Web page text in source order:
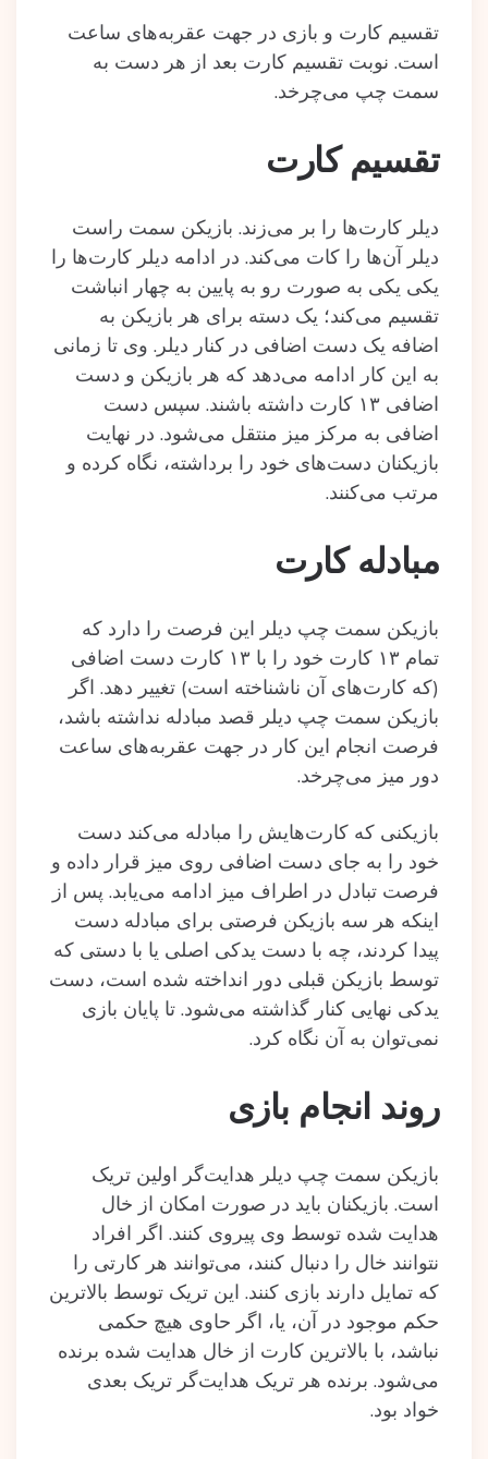
تقسیم کارت و بازی در جهت عقربه‌های ساعت
است. نوبت تقسیم کارت بعد از هر دست به
سمت چپ می‌چرخد.
تقسیم کارت
دیلر کارت‌ها را بر می‌زند. بازیکن سمت راست
دیلر آن‌ها را کات می‌کند. در ادامه دیلر کارت‌ها را
یکی یکی به صورت رو به پایین به چهار انباشت
تقسیم می‌کند؛ یک دسته برای هر بازیکن به
اضافه یک دست اضافی در کنار دیلر. وی تا زمانی
به این کار ادامه می‌دهد که هر بازیکن و دست
اضافی ۱۳ کارت داشته باشند. سپس دست
اضافی به مرکز میز منتقل می‌شود. در نهایت
بازیکنان دست‌های خود را برداشته، نگاه کرده و
مرتب می‌کنند.
مبادله کارت
بازیکن سمت چپ دیلر این فرصت را دارد که
تمام ۱۳ کارت خود را با ۱۳ کارت دست اضافی
(که کارت‌های آن ناشناخته است) تغییر دهد. اگر
بازیکن سمت چپ دیلر قصد مبادله نداشته باشد،
فرصت انجام این کار در جهت عقربه‌های ساعت
دور میز می‌چرخد.
بازیکنی که کارت‌هایش را مبادله می‌کند دست
خود را به جای دست اضافی روی میز قرار داده‌ و
فرصت تبادل در اطراف میز ادامه‌ می‌یابد. پس از
اینکه هر سه بازیکن فرصتی برای مبادله دست
پیدا کردند، چه با دست یدکی اصلی یا با دستی که
توسط بازیکن قبلی دور انداخته‌ شده است، دست
یدکی نهایی کنار گذاشته‌ می‌شود. تا پایان بازی
نمی‌توان به آن نگاه کرد.
روند انجام بازی
بازیکن سمت چپ دیلر هدایت‌گر اولین تریک
است. بازیکنان باید در صورت امکان از خال
هدایت شده‌ توسط وی پیروی کنند. اگر افراد
نتوانند خال را دنبال کنند، می‌توانند هر کارتی را
که تمایل دارند بازی کنند. این تریک توسط بالاترین
حکم موجود در آن، یا، اگر حاوی هیچ حکمی
نباشد، با بالاترین کارت از خال هدایت شده‌ برنده
می‌شود. برنده هر تریک هدایت‌گر تریک بعدی
خواد بود.